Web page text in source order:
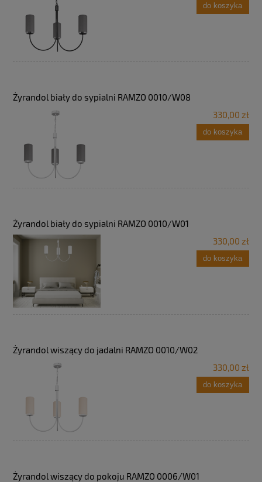
do koszyka
Żyrandol biały do sypialni RAMZO 0010/W08
330,00 zł
do koszyka
Żyrandol biały do sypialni RAMZO 0010/W01
330,00 zł
do koszyka
Żyrandol wiszący do jadalni RAMZO 0010/W02
330,00 zł
do koszyka
Żyrandol wiszący do pokoju RAMZO 0006/W01